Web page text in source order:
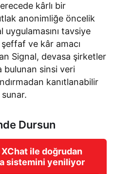
kârlı bir
anonimliğe öncelik
tavsiye
ve kâr amacı
Signal, devasa şirketler
bulunan sinsi veri
kanıtlanabilir
Dursun
XChat ile doğrudan
sistemini yeniliyor